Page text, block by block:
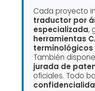
Cada proyecto
traductor por
especializada,
herramientas
También
jurada de
oficiales. Todo